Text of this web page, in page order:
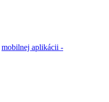
mobilnej aplikácii -